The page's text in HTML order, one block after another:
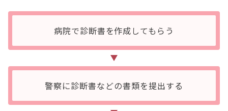
病院で診断書を作成してもらう
警察に診断書などの書類を提出する